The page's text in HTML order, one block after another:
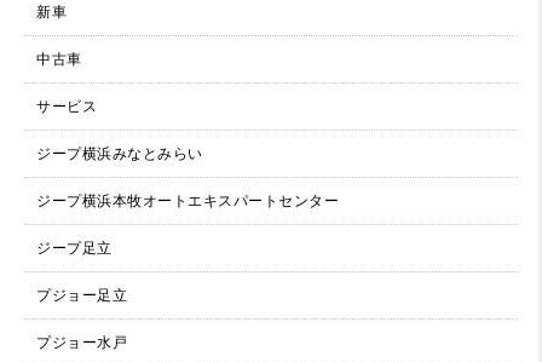
新車
中古車
サービス
ジープ横浜みなとみらい
ジープ横浜本牧オートエキスパートセンター
ジープ足立
プジョー足立
プジョー水戸